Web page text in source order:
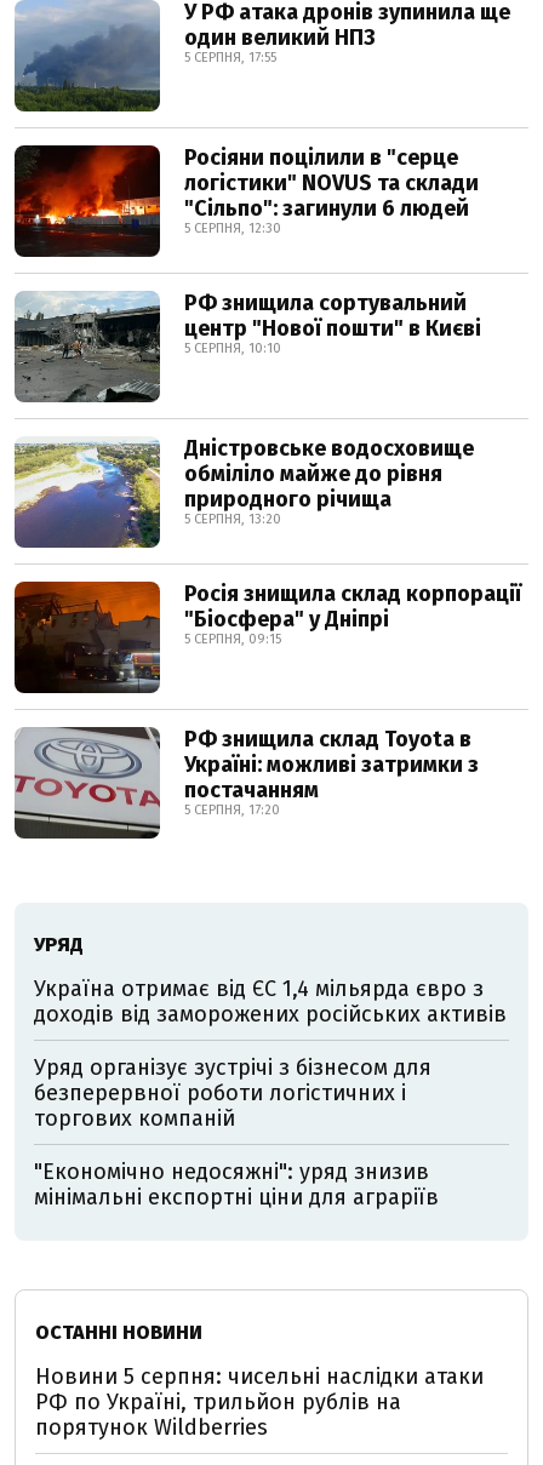
У РФ атака дронів зупинила ще
один великий НПЗ
5 СЕРПНЯ, 17:55
Росіяни поцілили в "серце
логістики" NOVUS та склади
"Сільпо": загинули 6 людей
5 СЕРПНЯ, 12:30
РФ знищила сортувальний
центр "Нової пошти" в Києві
5 СЕРПНЯ, 10:10
Дністровське водосховище
обміліло майже до рівня
природного річища
5 СЕРПНЯ, 13:20
Росія знищила склад корпорації
"Біосфера" у Дніпрі
5 СЕРПНЯ, 09:15
РФ знищила склад Toyota в
Україні: можливі затримки з
постачанням
5 СЕРПНЯ, 17:20
УРЯД
Україна отримає від ЄС 1,4 мільярда євро з
доходів від заморожених російських активів
Уряд організує зустрічі з бізнесом для
безперервної роботи логістичних і
торгових компаній
"Економічно недосяжні": уряд знизив
мінімальні експортні ціни для аграріїв
ОСТАННІ НОВИНИ
Новини 5 серпня: чисельні наслідки атаки
РФ по Україні, трильйон рублів на
порятунок Wildberries